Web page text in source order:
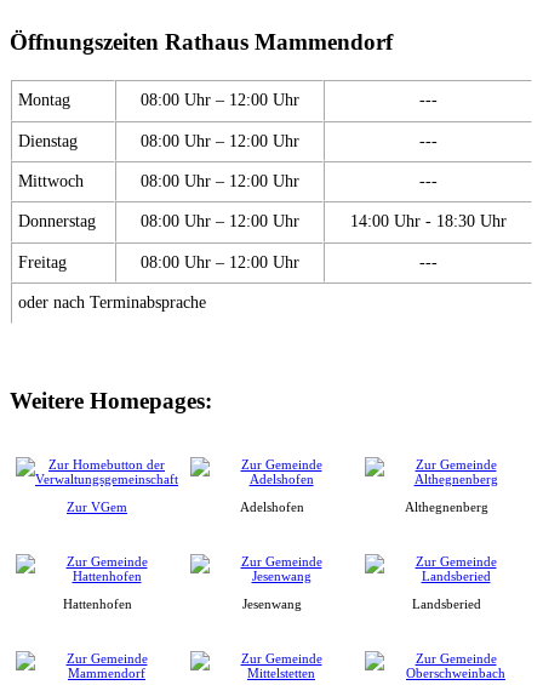
Öffnungszeiten Rathaus Mammendorf
Montag 08:00 Uhr – 12:00 Uhr ---
Dienstag 08:00 Uhr – 12:00 Uhr ---
Mittwoch 08:00 Uhr – 12:00 Uhr ---
Donnerstag 08:00 Uhr – 12:00 Uhr 14:00 Uhr - 18:30 Uhr
Freitag 08:00 Uhr – 12:00 Uhr ---
oder nach Terminabsprache
Weitere Homepages:
Zur VGem Adelshofen Althegnenberg
Hattenhofen Jesenwang Landsberied